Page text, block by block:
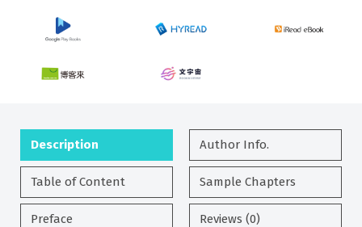
Description Author Info.
Table of Content Sample Chapters
Preface Reviews (0)